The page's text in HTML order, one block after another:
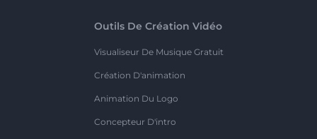
Outils De Création Vidéo
Visualiseur De Musique Gratuit
Création D'animation
Animation Du Logo
Concepteur D'intro